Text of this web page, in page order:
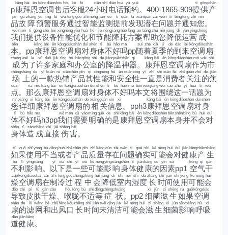
p康
kāng
拜
bài
恩
ēn
空
kōng
调
diào
售
shòu
后
hòu
客
kè
服
fú
24小
xiǎo
时
shí
电
diàn
话
huà
预
yù
约
yuē
。400-1865-909提
tí
供
gōng
产
chǎn
品
pǐn
故
gù
障
zhàng
预
yù
警
jǐng
服
fú
务
wù
通
tōng
过
guò
智
zhì
能
néng
监
jiān
测
cè
提
tí
前
qián
发
fā
现
xiàn
潜
qián
在
zài
问
wèn
题
tí
并
bìng
通
tōng
知
zhī
您
nín
。
我
wǒ
们
men
提
tí
供
gōng
设
shè
备
bèi
性
xìng
能
néng
优
yōu
化
huà
和
hé
节
jié
能
néng
降
jiàng
耗
hào
方
fāng
案
àn
帮
bāng
助
zhù
您
nín
降
jiàng
低
dī
运
yùn
营
yíng
成
chéng
本
běn
。pp康
kāng
拜
bài
恩
ēn
空
kōng
调
diào
扇
shàn
对
duì
身
shēn
体
tǐ
不
bù
好
hǎo
吗
ma
pp随
suí
着
zhe
夏
xià
季
jì
的
de
到
dào
来
lái
空
kōng
调
diào
扇
shàn
成
chéng
为
wèi
了
le
许
xǔ
多
duō
家
jiā
庭
tíng
和
hé
办
bàn
公
gōng
室
shì
的
de
降
jiàng
温
wēn
神
shén
器
qì
。 康
kāng
拜
bài
恩
ēn
空
kōng
调
diào
扇
shàn
作
zuò
为
wèi
市
shì
场
chǎng
上
shàng
的
de
一
yī
款
kuǎn
热
rè
销
xiāo
产
chǎn
品
pǐn
其
qí
性
xìng
能
néng
和
hé
安
ān
全
quán
性
xìng
一
yī
直
zhí
是
shì
消
xiāo
费
fèi
者
zhě
关
guān
注
zhù
的
de
焦
jiāo
点
diǎn
。那
nà
么
me
康
kāng
拜
bài
恩
ēn
空
kōng
调
diào
扇
shàn
对
duì
身
shēn
体
tǐ
不
bù
好
hǎo
吗
ma
本
běn
文
wén
将
jiāng
围
wéi
绕
rào
这
zhè
一
yī
话
huà
题
tí
为
wèi
您
nín
详
xiáng
细
xì
康
kāng
拜
bài
恩
ēn
空
kōng
调
diào
扇
shàn
的
de
相
xiāng
关
guān
信
xìn
息
xī
。pph3康
kāng
拜
bài
恩
ēn
空
kōng
调
diào
扇
shàn
对
duì
身
shēn
体
tǐ
不
bù
好
hǎo
吗
ma
h3pp我
wǒ
们
men
需
xū
要
yào
明
míng
确
què
的
de
是
shì
康
kāng
拜
bài
恩
ēn
空
kōng
调
diào
扇
shàn
本
běn
身
shēn
并
bìng
不
bù
会
huì
对
duì
身
shēn
体
tǐ
造
zào
成
chéng
直
zhí
接
jiē
伤
shāng
害
hài
。
如
rú
果
guǒ
使
shǐ
用
yòng
不
bù
当
dāng
或
huò
者
zhě
产
chǎn
品
pǐn
质
zhì
量
liàng
存
cún
在
zài
问
wèn
题
tí
确
què
实
shí
可
kě
能
néng
会
huì
对
duì
健
jiàn
康
kāng
产
chǎn
生
shēng
不
bù
利
lì
影
yǐng
响
xiǎng
。 以
yǐ
下
xià
是
shì
一
yī
些
xiē
可
kě
能
néng
影
yǐng
响
xiǎng
身
shēn
体
tǐ
健
jiàn
康
kāng
的
de
因
yīn
素
sù
pp1 空
kōng
气
qì
干
gàn
燥
zào
空
kōng
调
diào
扇
shàn
在
zài
制
zhì
冷
lěng
过
guò
程
chéng
中
zhōng
会
huì
降
jiàng
低
dī
室
shì
内
nèi
湿
shī
度
dù
长
zhǎng
时
shí
间
jiān
使
shǐ
用
yòng
可
kě
能
néng
会
huì
导
dǎo
致
zhì
皮
pí
肤
fū
干
gàn
燥
zào
、喉
hóu
咙
lóng
不
bù
适
shì
等
děng
症
zhèng
状
zhuàng
。pp2细
xì
菌
jūn
滋
zī
生
shēng
如
rú
果
guǒ
空
kōng
调
diào
扇
shàn
的
de
滤
lǜ
网
wǎng
和
hé
出
chū
风
fēng
口
kǒu
长
zhǎng
时
shí
间
jiān
未
wèi
清
qīng
洁
jié
可
kě
能
néng
会
huì
滋
zī
生
shēng
细
xì
菌
jūn
影
yǐng
响
xiǎng
呼
hū
吸
xī
道
dào
健
jiàn
康
kāng
。